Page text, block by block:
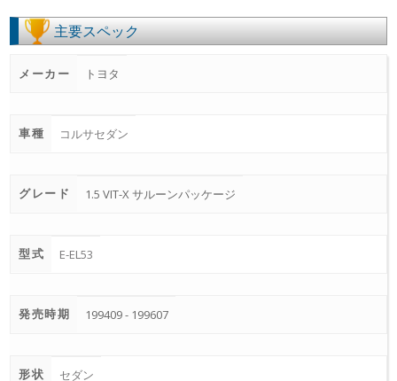
主要スペック
メーカー トヨタ
車種 コルサセダン
グレード 1.5 VIT-X サルーンパッケージ
型式 E-EL53
発売時期 199409 - 199607
形状 セダン